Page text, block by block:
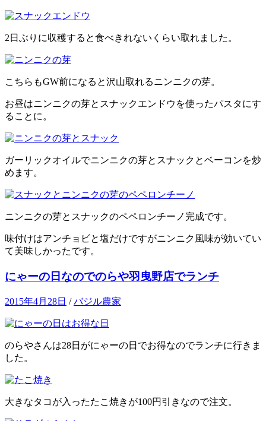
2日ぶりに収穫すると食べきれないくらい取れました。
こちらもGW前になると沢山取れるニンニクの芽。
お昼はニンニクの芽とスナックエンドウを使ったパスタにす
ることに。
ガーリックオイルでニンニクの芽とスナックとベーコンを炒
めます。
ニンニクの芽とスナックのペペロンチーノ完成です。
味付けはアンチョビと塩だけですがニンニク風味が効いてい
て美味しかったです。
にゃーの日なのでのらや羽曳野店でランチ
2015年4月28日 /バジル農家
のらやさんは28日がにゃーの日でお得なのでランチに行きま
した。
大きなタコが入ったたこ焼きが100円引きなので注文。